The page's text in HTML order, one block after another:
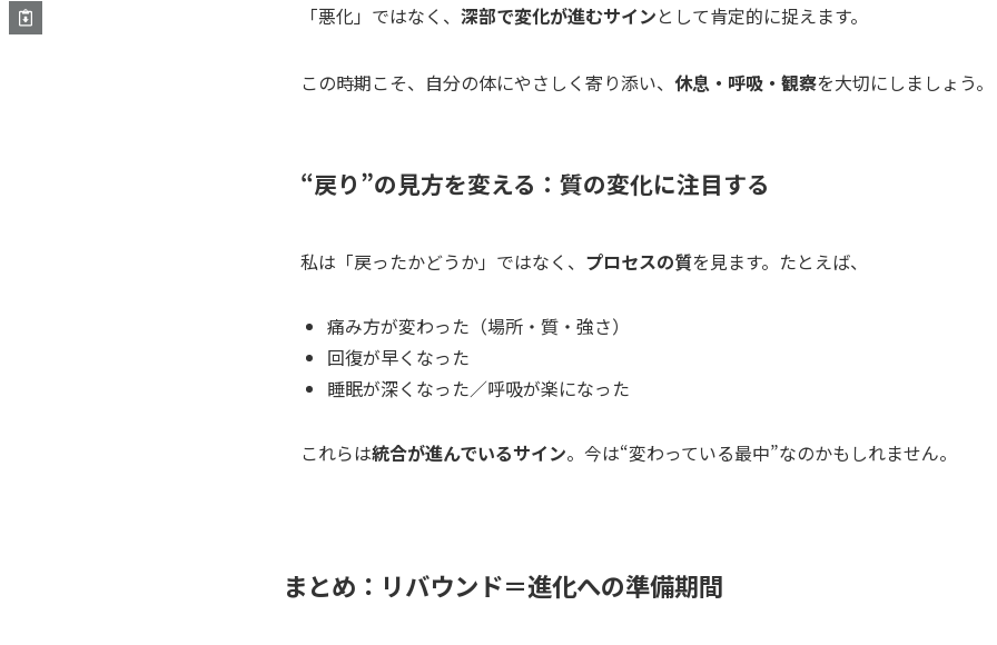
「悪化」ではなく、 深部で変化が進むサインとして肯定的に捉えます。
この時期こそ、自分の体にやさしく寄り添い、 休息・呼吸・観察を大切にしましょう。
“戻り”の見方を変える：質の変化に注目する
私は「戻ったかどうか」ではなく、 プロセスの質を見ます。たとえば、
痛み方が変わった（場所・質・強さ）
回復が早くなった
睡眠が深くなった／呼吸が楽になった
これらは統合が進んでいるサイン。今は“変わっている最中”なのかもしれません。
まとめ：リバウンド＝進化への準備期間